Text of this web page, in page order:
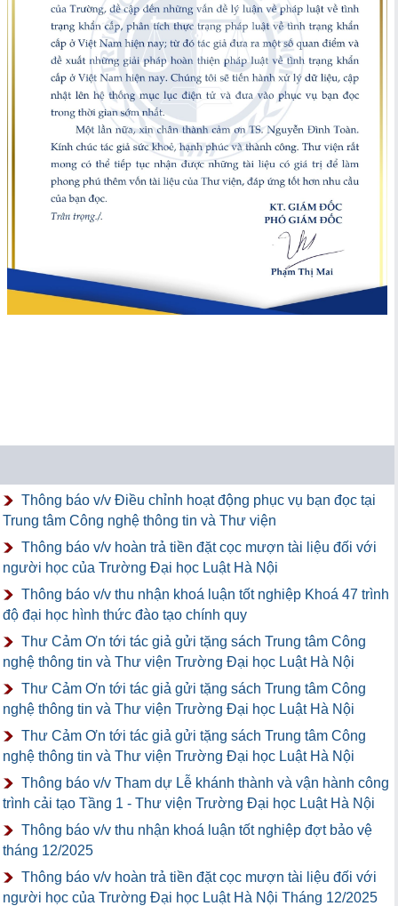
Thông báo v/v Điều chỉnh hoạt động phục vụ bạn đọc tại
Trung tâm Công nghệ thông tin và Thư viện
Thông báo v/v hoàn trả tiền đặt cọc mượn tài liệu đối với
người học của Trường Đại học Luật Hà Nội
Thông báo v/v thu nhận khoá luận tốt nghiệp Khoá 47 trình
độ đại học hình thức đào tạo chính quy
Thư Cảm Ơn tới tác giả gửi tặng sách Trung tâm Công
nghệ thông tin và Thư viện Trường Đại học Luật Hà Nội
Thư Cảm Ơn tới tác giả gửi tặng sách Trung tâm Công
nghệ thông tin và Thư viện Trường Đại học Luật Hà Nội
Thư Cảm Ơn tới tác giả gửi tặng sách Trung tâm Công
nghệ thông tin và Thư viện Trường Đại học Luật Hà Nội
Thông báo v/v Tham dự Lễ khánh thành và vận hành công
trình cải tạo Tầng 1 - Thư viện Trường Đại học Luật Hà Nội
Thông báo v/v thu nhận khoá luận tốt nghiệp đợt bảo vệ
tháng 12/2025
Thông báo v/v hoàn trả tiền đặt cọc mượn tài liệu đối với
người học của Trường Đại học Luật Hà Nội Tháng 12/2025